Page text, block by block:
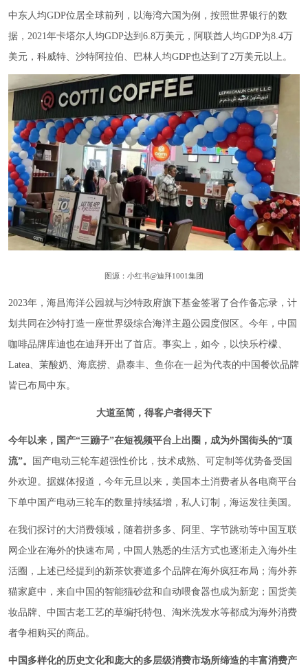
中东人均GDP位居全球前列，以海湾六国为例，按照世界银行的数
据，2021年卡塔尔人均GDP达到6.8万美元，阿联酋人均GDP为8.4万
美元，科威特、沙特阿拉伯、巴林人均GDP也达到了2万美元以上。
图源：小红书@迪拜1001集团
2023年，海昌海洋公园就与沙特政府旗下基金签署了合作备忘录，计
划共同在沙特打造一座世界级综合海洋主题公园度假区。今年，中国
咖啡品牌库迪也在迪拜开出了首店。事实上，如今，以快乐柠檬、
Latea、茉酸奶、海底捞、鼎泰丰、鱼你在一起为代表的中国餐饮品牌
皆已布局中东。
大道至简，得客户者得天下
今年以来，国产“三蹦子”在短视频平台上出圈，成为外国街头的“顶
流”。
国产电动三轮车超强性价比，技术成熟、可定制等优势备受国
外欢迎。据媒体报道，今年元旦以来，美国本土消费者从各电商平台
下单中国产电动三轮车的数量持续猛增，私人订制，海运发往美国。
在我们探讨的大消费领域，随着拼多多、阿里、字节跳动等中国互联
网企业在海外的快速布局，中国人熟悉的生活方式也逐渐走入海外生
活圈，上述已经提到的新茶饮赛道多个品牌在海外疯狂布局；海外养
猫家庭中，来自中国的智能猫砂盆和自动喂食器也成为新宠；国货美
妆品牌、中国古老工艺的草编托特包、淘米洗发水等都成为海外消费
者争相购买的商品。
中国多样化的历史文化和庞大的多层级消费市场所缔造的丰富消费产